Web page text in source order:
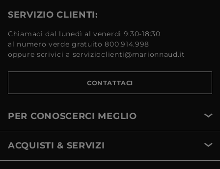
SERVIZIO CLIENTI:
Chiamaci dal lunedì al venerdì 9:30-18:30
al numero verde gratuito 800.914.998
oppure scrivici a servizioclienti@marionnaud.it
CONTATTACI
PER CONOSCERCI MEGLIO
ACQUISTI & SERVIZI